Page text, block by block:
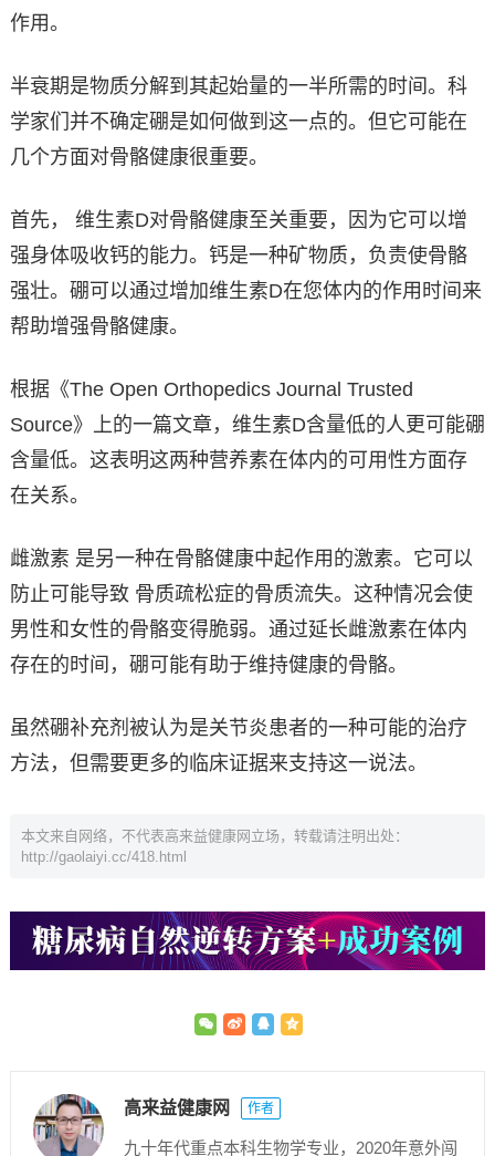
作用。
半衰期是物质分解到其起始量的一半所需的时间。科
学家们并不确定硼是如何做到这一点的。但它可能在
几个方面对骨骼健康很重要。
首先， 维生素D对骨骼健康至关重要，因为它可以增
强身体吸收钙的能力。钙是一种矿物质，负责使骨骼
强壮。硼可以通过增加维生素D在您体内的作用时间来
帮助增强骨骼健康。
根据《The Open Orthopedics Journal Trusted
Source》上的一篇文章，维生素D含量低的人更可能硼
含量低。这表明这两种营养素在体内的可用性方面存
在关系。
雌激素 是另一种在骨骼健康中起作用的激素。它可以
防止可能导致 骨质疏松症的骨质流失。这种情况会使
男性和女性的骨骼变得脆弱。通过延长雌激素在体内
存在的时间，硼可能有助于维持健康的骨骼。
虽然硼补充剂被认为是关节炎患者的一种可能的治疗
方法，但需要更多的临床证据来支持这一说法。
本文来自网络，不代表高来益健康网立场，转载请注明出处：
http://gaolaiyi.cc/418.html
高来益健康网 作者
九十年代重点本科生物学专业，2020年意外闯